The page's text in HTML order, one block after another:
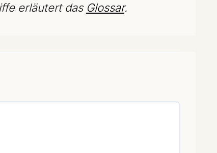
erläutert das Glossar.